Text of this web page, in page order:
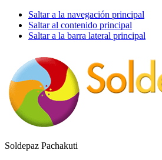
Saltar a la navegación principal
Saltar al contenido principal
Saltar a la barra lateral principal
Soldepaz Pachakuti